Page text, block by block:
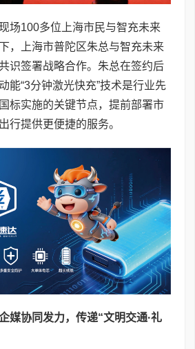
场100多位上海市民与智充未来
，上海市普陀区朱总与智充未来
识签署战略合作。朱总在签约后
能“3分钟激光快充”技术是行业先
标实施的关键节点，提前部署市
行提供更便捷的服务。
媒协同发力，传递“文明交通·礼